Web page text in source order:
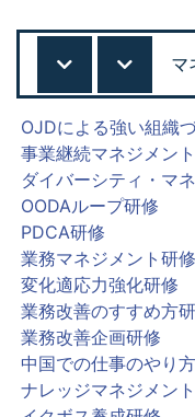
マ
OJDによる強い組織
事業継続マネジメン
ダイバーシティ・マ
OODAループ研修
PDCA研修
業務マネジメント研修
変化適応力強化研修
業務改善のすすめ方
業務改善企画研修
中国での仕事のやり
ナレッジマネジメン